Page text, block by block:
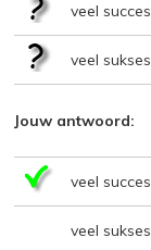
veel
veel
Jouw antwoord:
veel
veel